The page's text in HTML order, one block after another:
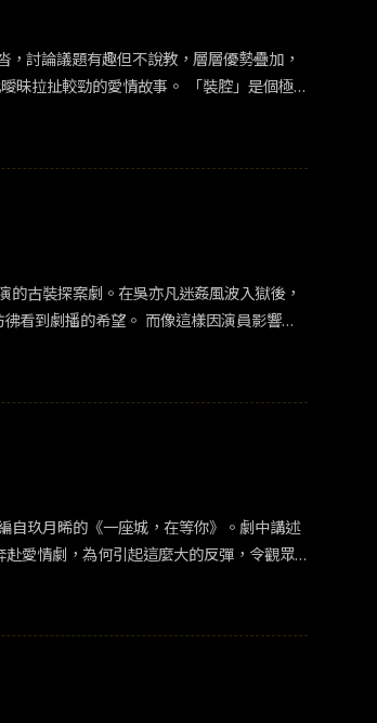
什麼事一上來就有結果？」郝俊傑(吳幸鍵
功、陷害設計男主角一行人工作出包等情
伴我》般彼此成長，不只談戀愛，更談事業
而失焦，也成為需要擔心的風險。&nbsp;
討論議題有趣但不說教，層層優勢疊加，
致力營造一個虛假但好看的人設。
古裝探案劇。在吳亦凡迷姦風波入獄後，
自玖月晞的《一座城，在等你》。劇中講述
愛情劇，為何引起這麼大的反彈，令觀眾